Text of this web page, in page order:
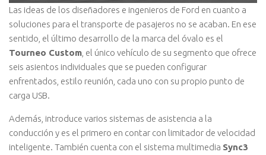
Las ideas de los diseñadores e ingenieros de Ford en cuanto a
soluciones para el transporte de pasajeros no se acaban. En ese
sentido, el último desarrollo de la marca del óvalo es el
Tourneo Custom , el único vehículo de su segmento que ofrece
seis asientos individuales que se pueden configurar
enfrentados, estilo reunión, cada uno con su propio punto de
carga USB.
Además, introduce varios sistemas de asistencia a la
conducción y es el primero en contar con limitador de velocidad
inteligente. También cuenta con el sistema multimedia Sync3